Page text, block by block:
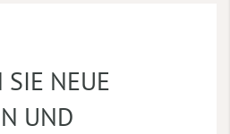
SIE NEUE
UND